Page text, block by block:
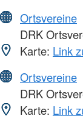
Ortsvereine
DRK
Karte: Link
Ortsvereine
DRK
Karte: Link